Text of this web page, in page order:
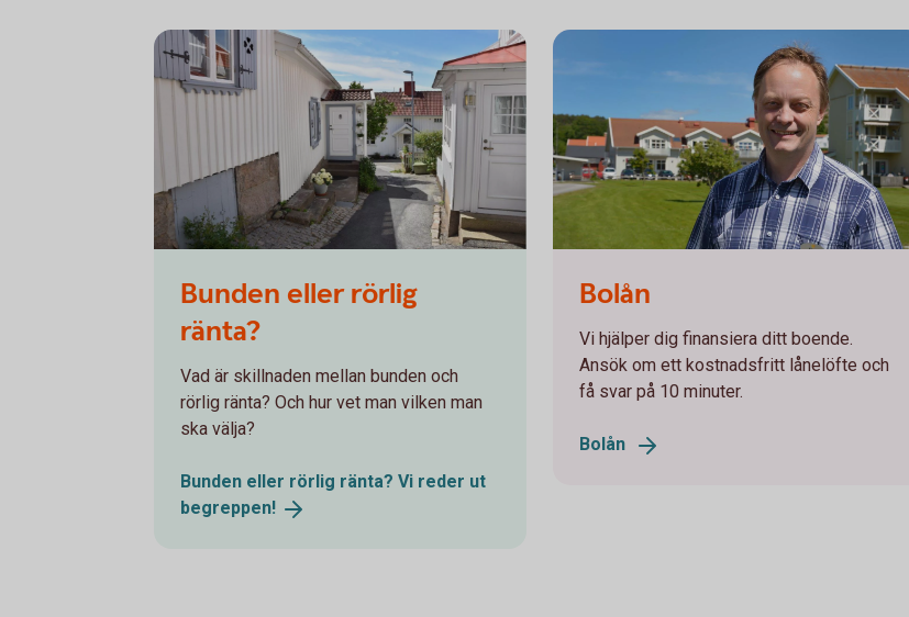
Bunden eller rörlig
ränta?
Vad är skillnaden mellan bunden och
rörlig ränta? Och hur vet man vilken man
ska välja?
Bunden eller rörlig ränta? Vi reder ut
begreppen!
Bolån
Vi hjälper dig finansiera ditt boende.
Ansök om ett kostnadsfritt lånelöfte och
få svar på 10 minuter.
Bolån